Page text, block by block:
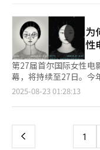
速增长，拥有多台电视
出更贴近印度消费者
国举行了观众可同步合
区周末票房榜首。与
版本。 《K-POP：猎魔女团》讲述K-POP偶像组合Huntrix消灭恶
灵、用歌声守护世界的
色，也进一步彰显了K-
于2023年夏季票房冠军
季票房冠军《飞行员》最
下韩国电影今年最高预
更为引人注目的是，它
中谍8：最终清算》后
票房冠军的纪录。 为纪念观影人数突破500万，主演曹政奭、李姃
垠、曹汝贞、尹敬淏以
别具一格的留言向观众
迹，我始终相信电影的
尸女儿》仍在全国热映
稳健的长期票房走势。
为
性
第27届首尔国际女性
幕，将持续至27日。
（Film）、节日（
力。作为韩国唯一专注
度。 开幕影片《阳光》讲述了一名女性体操运动员在追逐奥运梦
想的过程中，如何面对
2025-08-23 01:28:13
上
页
1